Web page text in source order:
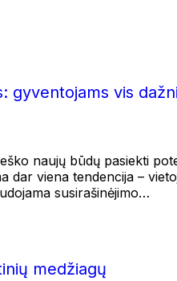
gyventojams vis
naujų būdų pasiekti
dar viena tendencija –
susirašinėjimo…
medžiagų